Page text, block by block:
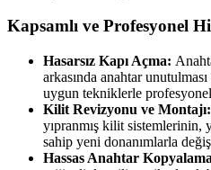
Kapsamlı ve Profesyonel
Hasarsız Kapı Açma:
arkasında anahtar
uygun tekniklerle
Kilit Revizyonu ve Montajı:
yıpranmış kilit sistemlerinin,
sahip yeni donanımlarla
Hassas Anahtar